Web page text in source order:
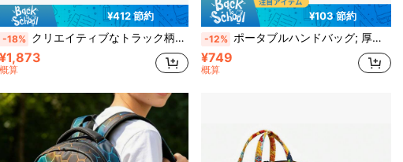
¥412 節約
-18% クリエイティブなトラック柄プリント学生用バックパック、ティーンエイジャーと中学生に適しています、旅行にも最適、新学期の最高のギフト
¥1,873
概算
¥103 節約
-12% ポータブルハンドバッグ; 厚手フルーツバッグ; ピンクの非対称リボンハートプリント、女の子の外出に必須、学校、オフィス、アウトドアピクニックなど様々なシーンに適しています
¥749
概算